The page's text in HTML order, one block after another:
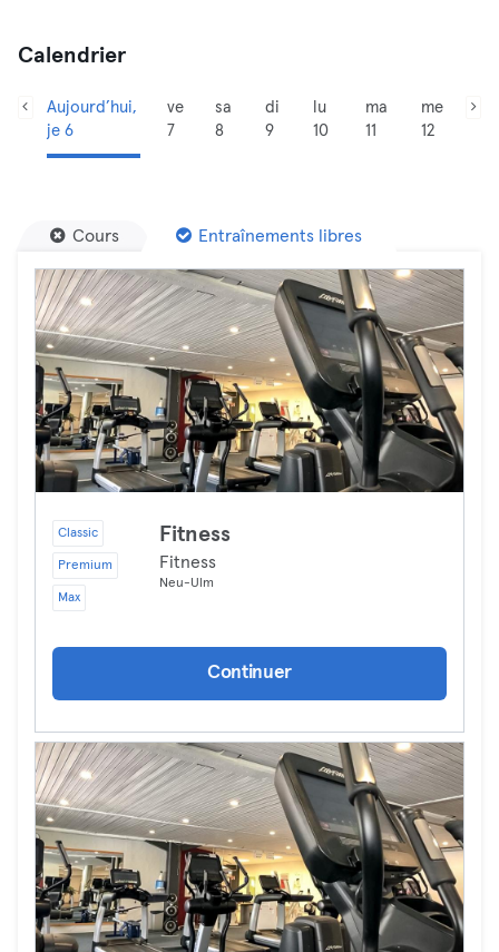
Calendrier
Aujourd’hui,
je 6
ve
7
sa
8
di
9
lu
10
ma
11
me
12
Cours Entraînements libres
Classic
Premium
Max
Fitness
Fitness
Neu-Ulm
Continuer